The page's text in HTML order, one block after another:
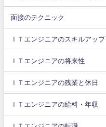
面接のテクニック
ＩＴエンジニアのスキルアップ
ＩＴエンジニアの将来性
ＩＴエンジニアの残業と休日
ＩＴエンジニアの給料・年収